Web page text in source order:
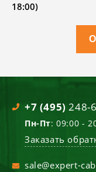
18:00)
+7 (495) 248-
Пн-Пт: 09:00 -
Заказать
sale@expert-